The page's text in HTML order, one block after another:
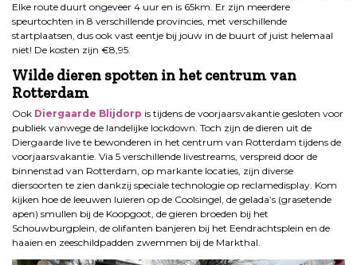
Elke route duurt ongeveer 4 uur en is 65km. Er zijn meerdere
speurtochten in 8 verschillende provincies, met verschillende
startplaatsen, dus ook vast eentje bij jouw in de buurt of juist helemaal
niet! De kosten zijn €8,95.
Wilde dieren spotten in het centrum van
Rotterdam
Ook Diergaarde Blijdorp is tijdens de voorjaarsvakantie gesloten voor
publiek vanwege de landelijke lockdown. Toch zijn de dieren uit de
Diergaarde live te bewonderen in het centrum van Rotterdam tijdens de
voorjaarsvakantie. Via 5 verschillende livestreams, verspreid door de
binnenstad van Rotterdam, op markante locaties, zijn diverse
diersoorten te zien dankzij speciale technologie op reclamedisplay. Kom
kijken hoe de leeuwen luieren op de Coolsingel, de gelada’s (grasetende
apen) smullen bij de Koopgoot, de gieren broeden bij het
Schouwburgplein, de olifanten banjeren bij het Eendrachtsplein en de
haaien en zeeschildpadden zwemmen bij de Markthal.